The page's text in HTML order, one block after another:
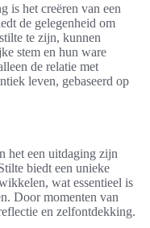
is het creëren van een
de gelegenheid om
te zijn, kunnen
stem en hun ware
de relatie met
leven, gebaseerd op
het een uitdaging zijn
biedt een unieke
wat essentieel is
Door momenten van
en zelfontdekking.